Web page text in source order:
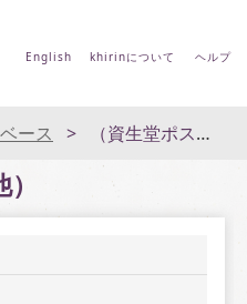
English khirinについて ヘルプ
ース （資生堂ポスター 他）